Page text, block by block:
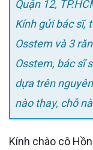
Quận 12,
Kính gửi bác sĩ,
Osstem và 3
Osstem, bác sĩ
dựa trên
nào thay, chỗ
Kính chào cô